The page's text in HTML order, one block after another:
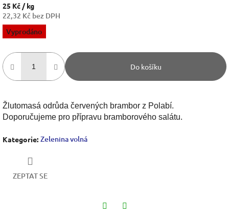
25 Kč / kg
22,32 Kč bez DPH
Měrná
cena:
Vyprodáno
Do košíku
Žlutomasá odrůda červených brambor z Polabí.
Doporučujeme pro přípravu bramborového salátu.
Kategorie: Zelenina volná
ZEPTAT SE